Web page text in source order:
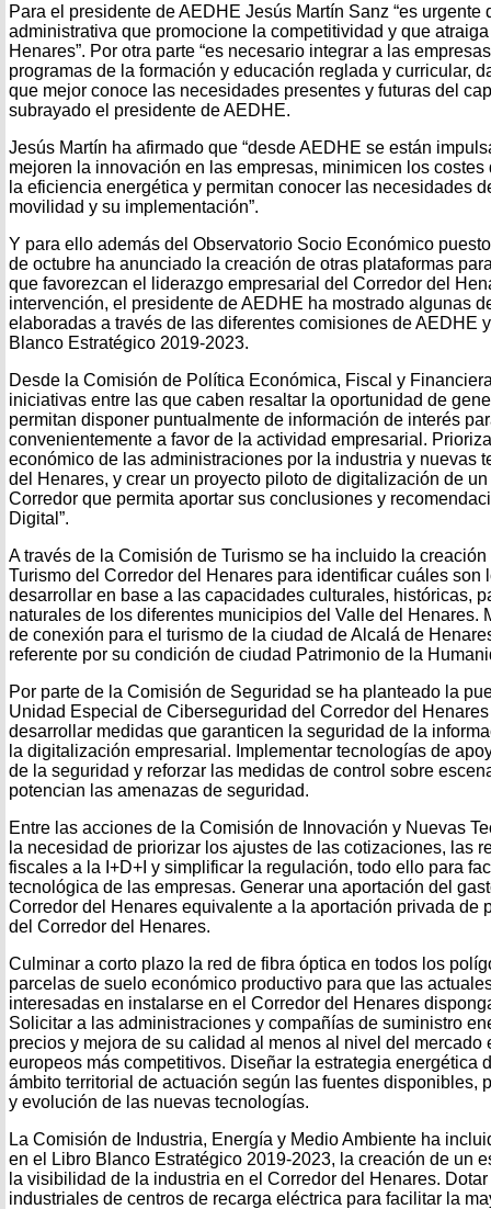
Para el presidente de AEDHE Jesús Martín Sanz “es
administrativa que promocione la competitividad y que
Henares”. Por otra parte “es necesario integrar a las
programas de la formación y educación reglada y curricular,
que mejor conoce las necesidades presentes y futuras del
subrayado el presidente de AEDHE.
Jesús Martín ha afirmado que “desde AEDHE se están
mejoren la innovación en las empresas, minimicen los
la eficiencia energética y permitan conocer las necesidades
movilidad y su implementación”.
Y para ello además del Observatorio Socio Económico
de octubre ha anunciado la creación de otras plataformas
que favorezcan el liderazgo empresarial del Corredor del
intervención, el presidente de AEDHE ha mostrado algunas
elaboradas a través de las diferentes comisiones de AEDHE
Blanco Estratégico 2019-2023.
Desde la Comisión de Política Económica, Fiscal y
iniciativas entre las que caben resaltar la oportunidad de
permitan disponer puntualmente de información de interés
convenientemente a favor de la actividad empresarial.
económico de las administraciones por la industria y nuevas
del Henares, y crear un proyecto piloto de digitalización de
Corredor que permita aportar sus conclusiones y
Digital”.
A través de la Comisión de Turismo se ha incluido la
Turismo del Corredor del Henares para identificar cuáles son
desarrollar en base a las capacidades culturales, históricas,
naturales de los diferentes municipios del Valle del Henares.
de conexión para el turismo de la ciudad de Alcalá de
referente por su condición de ciudad Patrimonio de la
Por parte de la Comisión de Seguridad se ha planteado la
Unidad Especial de Ciberseguridad del Corredor del
desarrollar medidas que garanticen la seguridad de la
la digitalización empresarial. Implementar tecnologías de
de la seguridad y reforzar las medidas de control sobre
potencian las amenazas de seguridad.
Entre las acciones de la Comisión de Innovación y Nuevas
la necesidad de priorizar los ajustes de las cotizaciones, las
fiscales a la I+D+I y simplificar la regulación, todo ello para
tecnológica de las empresas. Generar una aportación del
Corredor del Henares equivalente a la aportación privada de
del Corredor del Henares.
Culminar a corto plazo la red de fibra óptica en todos los
parcelas de suelo económico productivo para que las
interesadas en instalarse en el Corredor del Henares
Solicitar a las administraciones y compañías de suministro
precios y mejora de su calidad al menos al nivel del mercado
europeos más competitivos. Diseñar la estrategia energética
ámbito territorial de actuación según las fuentes disponibles,
y evolución de las nuevas tecnologías.
La Comisión de Industria, Energía y Medio Ambiente ha
en el Libro Blanco Estratégico 2019-2023, la creación de un
la visibilidad de la industria en el Corredor del Henares.
industriales de centros de recarga eléctrica para facilitar la